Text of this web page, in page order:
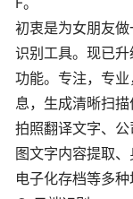
初衷是为女朋友
识别工具。现已
功能。专注，专
息，生成清晰扫描
拍照翻译文字、
图文字内容提取
电子化存档等多种